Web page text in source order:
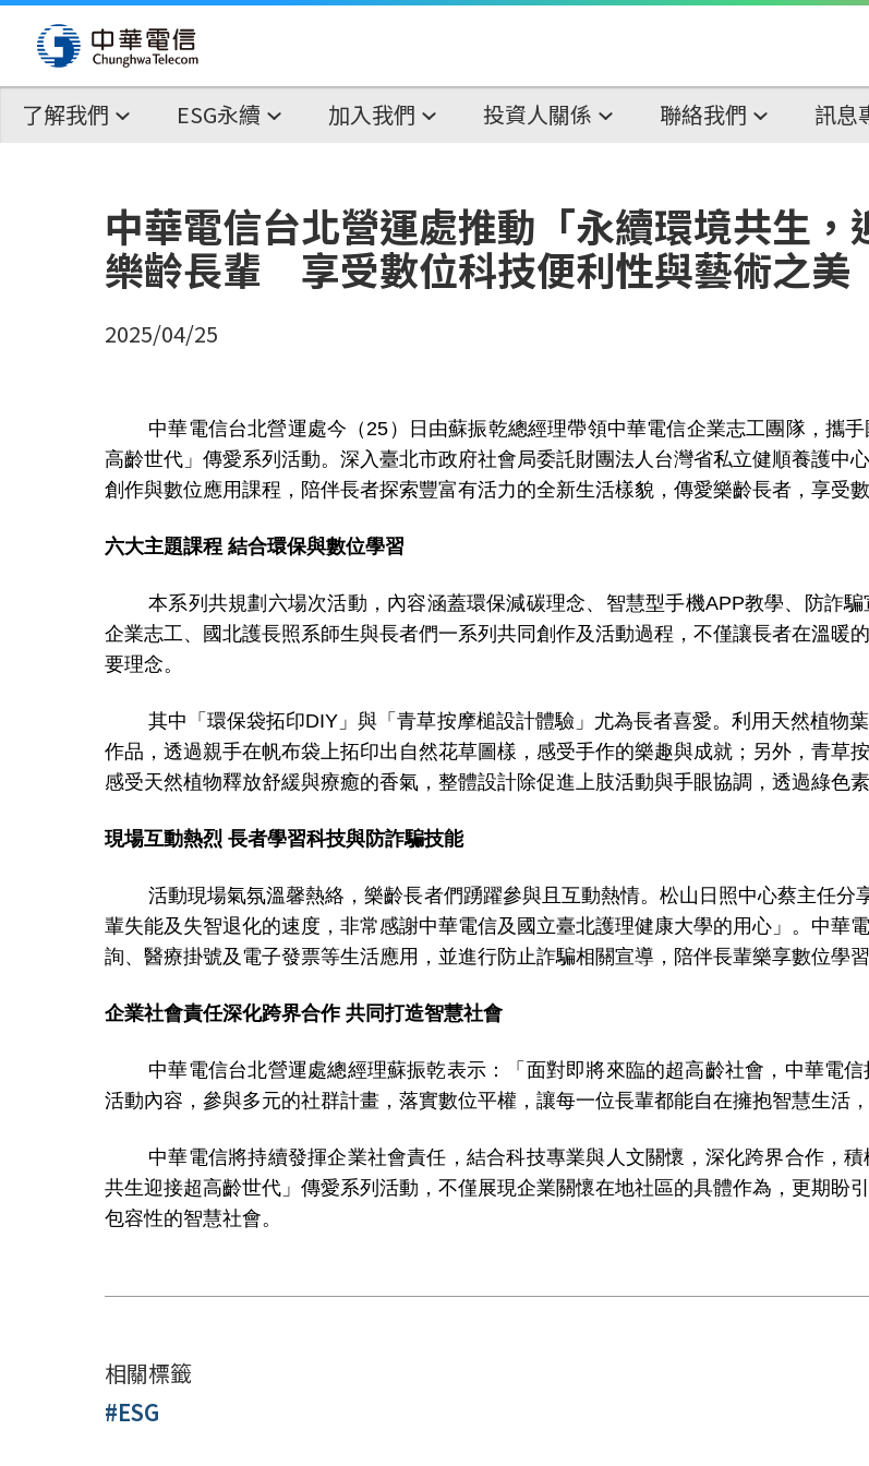
了解我們 ESG永續 加入我們 投資人關係 聯絡我們 訊息
中華電信台北營運處推動「永續環境共生
樂齡長輩 享受數位科技便利性與藝術之美
2025/04/25
中華電信台北營運處今（25 ）日由蘇振乾總經理帶領中華電信企業志工團隊，攜
高齡世代」傳愛系列活動。深入臺北市政府社會局委託財團法人台灣省私立健順養護中
創作與數位應用課程，陪伴長者探索豐富有活力的全新生活樣貌，傳愛樂齡長者，享受
六大主題課程 結合環保與數位學習
本系列共規劃六場次活動，內容涵蓋環保減碳理念、智慧型手機APP教學、防詐
企業志工、國北護長照系師生與長者們一系列共同創作及活動過程，不僅讓長者在溫暖
要理念。
其中「環保袋拓印DIY 」與「青草按摩槌設計體驗」尤為長者喜愛。利用天然植物
作品，透過親手在帆布袋上拓印出自然花草圖樣，感受手作的樂趣與成就；另外，青草
感受天然植物釋放舒緩與療癒的香氣，整體設計除促進上肢活動與手眼協調，透過綠色
現場互動熱烈 長者學習科技與防詐騙技能
活動現場氣氛溫馨熱絡，樂齡長者們踴躍參與且互動熱情。松山日照中心蔡主任分
輩失能及失智退化的速度，非常感謝中華電信及國立臺北護理健康大學的用心」。中華
詢、醫療掛號及電子發票等生活應用，並進行防止詐騙相關宣導，陪伴長輩樂享數位學
企業社會責任深化跨界合作 共同打造智慧社會
中華電信台北營運處總經理蘇振乾表示：「面對即將來臨的超高齡社會，中華電
活動內容，參與多元的社群計畫，落實數位平權，讓每一位長輩都能自在擁抱智慧生活
中華電信將持續發揮企業社會責任，結合科技專業與人文關懷，深化跨界合作，
共生迎接超高齡世代」傳愛系列活動，不僅展現企業關懷在地社區的具體作為，更期盼
包容性的智慧社會。
相關標籤
#ESG